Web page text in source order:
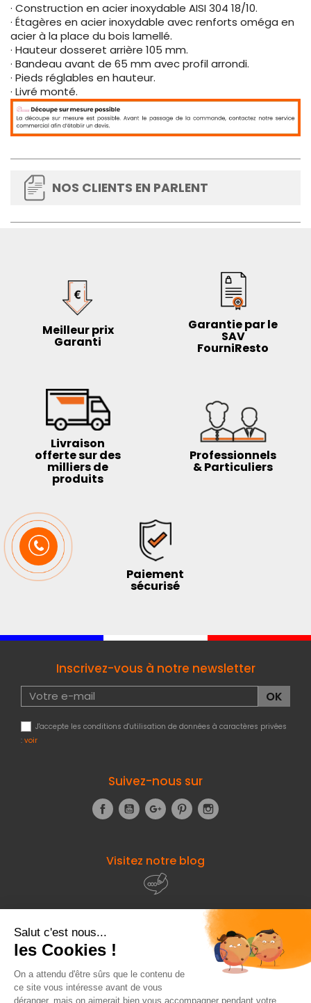
· Construction en acier inoxydable AISI 304 18/10.
· Étagères en acier inoxydable avec renforts oméga en
acier à la place du bois lamellé.
· Hauteur dosseret arrière 105 mm.
· Bandeau avant de 65 mm avec profil arrondi.
· Pieds réglables en hauteur.
· Livré monté.
NOS CLIENTS EN PARLENT
Meilleur prix
Garanti
Garantie par le
SAV
FourniResto
Livraison
offerte sur des
milliers de
produits
Professionnels
& Particuliers
Paiement
sécurisé
Inscrivez-vous à notre newsletter
J'accepte les conditions d'utilisation de données à caractères privées
: voir
Suivez-nous sur
FacebookYouTubeGoogle+Pinterest
Visitez notre blog
À propos de
Fourniresto